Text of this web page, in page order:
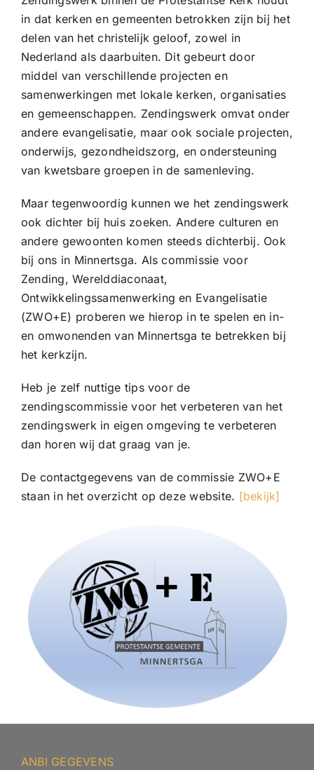
in dat kerken en gemeenten betrokken zijn bij het
delen van het christelijk geloof, zowel in
Nederland als daarbuiten. Dit gebeurt door
middel van verschillende projecten en
samenwerkingen met lokale kerken, organisaties
en gemeenschappen. Zendingswerk omvat onder
andere evangelisatie, maar ook sociale projecten,
onderwijs, gezondheidszorg, en ondersteuning
van kwetsbare groepen in de samenleving.
Maar tegenwoordig kunnen we het zendingswerk
ook dichter bij huis zoeken. Andere culturen en
andere gewoonten komen steeds dichterbij. Ook
bij ons in Minnertsga. Als commissie voor
Zending, Werelddiaconaat,
Ontwikkelingssamenwerking en Evangelisatie
(ZWO+E) proberen we hierop in te spelen en in-
en omwonenden van Minnertsga te betrekken bij
het kerkzijn.
Heb je zelf nuttige tips voor de
zendingscommissie voor het verbeteren van het
zendingswerk in eigen omgeving te verbeteren
dan horen wij dat graag van je.
De contactgegevens van de commissie ZWO+E
staan in het overzicht op deze website. [bekijk]
ANBI GEGEVENS